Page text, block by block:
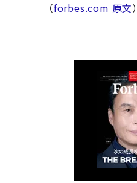
（forbes.com 原文）